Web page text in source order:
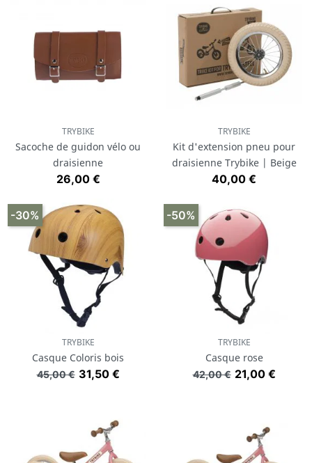
TRYBIKE
Sacoche de guidon vélo ou
draisienne
Prix
26,00 €
TRYBIKE
Kit d'extension pneu pour
draisienne Trybike | Beige
Prix
40,00 €
TRYBIKE
Casque Coloris bois
Prix de base
45,00 € Prix
31,50 €
-30%
TRYBIKE
Casque rose
Prix de base
42,00 € Prix
21,00 €
-50%